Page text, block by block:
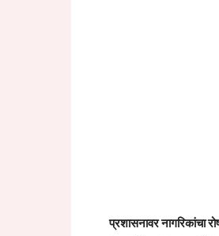
प्रशासनावर नागरिकांचा